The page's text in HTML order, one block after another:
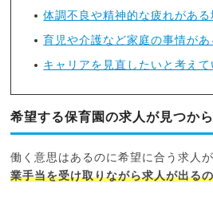
体調不良や精神的な疲れがある
育児や介護など家庭の事情があ
キャリアを見直したいと考えて
希望する保育園の求人が見つか
働く意思はあるのに希望に合う求人
業手当を受け取りながら求人が出る